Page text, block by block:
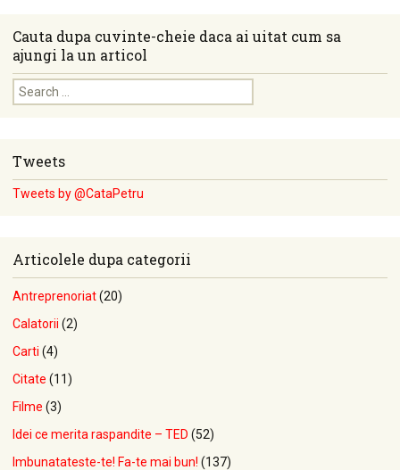
Cauta dupa cuvinte-cheie daca ai uitat cum sa
ajungi la un articol
Search for:
Tweets
Tweets by @CataPetru
Articolele dupa categorii
Antreprenoriat(20)
Calatorii (2)
Carti (4)
Citate (11)
Filme (3)
Idei ce merita raspandite – TED (52)
Imbunatateste-te! Fa-te mai bun! (137)